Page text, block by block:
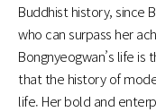
Buddhist history, since
who can surpass her
Bongnyeogwan’s life
that the history of
life. Her bold and